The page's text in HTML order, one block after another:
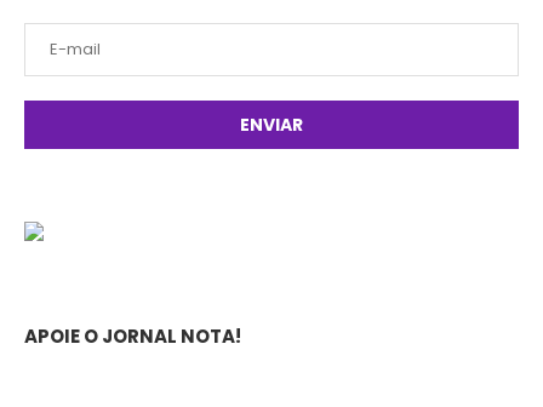
APOIE O JORNAL NOTA!